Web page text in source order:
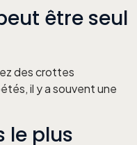
être seul
des crottes
il y a souvent une
le plus